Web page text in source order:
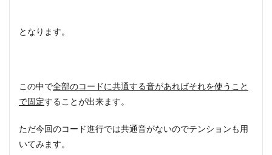
となります。
この中で全部のコードに共通する音があればそれを使うこと
で固定することが出来ます。
ただ今回のコード進行では共通音がないのでテンションも用
いてみます。